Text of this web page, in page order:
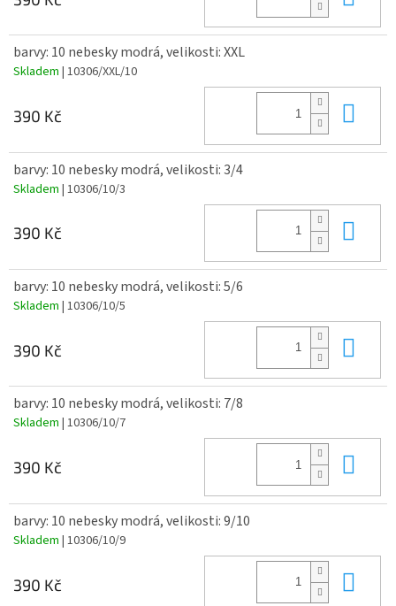
barvy: 10 nebesky modrá, velikosti: XXL
Skladem | 10306/XXL/10
390 Kč
barvy: 10 nebesky modrá, velikosti: 3/4
Skladem | 10306/10/3
390 Kč
barvy: 10 nebesky modrá, velikosti: 5/6
Skladem | 10306/10/5
390 Kč
barvy: 10 nebesky modrá, velikosti: 7/8
Skladem | 10306/10/7
390 Kč
barvy: 10 nebesky modrá, velikosti: 9/10
Skladem | 10306/10/9
390 Kč